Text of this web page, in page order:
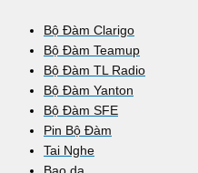
Bộ Đàm Clarigo
Bộ Đàm Teamup
Bộ Đàm TL Radio
Bộ Đàm Yanton
Bộ Đàm SFE
Pin Bộ Đàm
Tai Nghe